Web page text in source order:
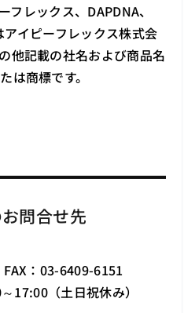
レックス、DAPDNA、
イピーフレックス株式会
他記載の社名および商品名
は商標です。
問合せ先
：03-6409-6151
17:00（土日祝休み）